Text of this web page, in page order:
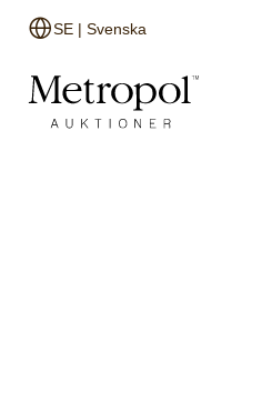
SE | Svenska